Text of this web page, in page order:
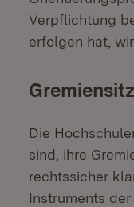
Verpflichtung
erfolgen hat,
Die
sind, ihre
rechtssicher
Instruments